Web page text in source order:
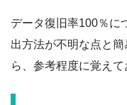
データ復旧率100％に
出方法が不明な点と
ら、参考程度に覚えて